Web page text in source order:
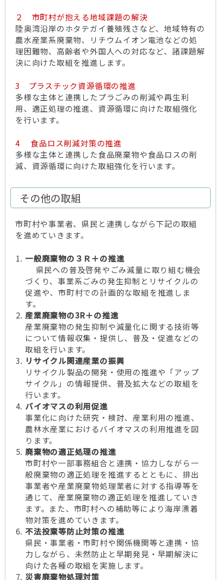
２ 市町村が抱える地域課題の解決
陸奥湾沿岸のホタテガイ養殖残さなど、地域特有の
農水産業系廃棄物、リチウムイオン電池などの処
理困難物、高齢者や外国人への対応など、諸課題解
決に向けた取組を推進します。
3 プラスチック資源循環の推進
多様な主体と連携したプラごみの削減や再生利
用、適正処理の推進、資源循環に向けた取組強化
を行います。
4 食品ロス削減対策の推進
多様な主体と連携した食品廃棄物や食品ロスの削
減、資源循環に向けた取組強化を行います。
その他の取組
市町村や事業者、県民と連携しながら下記の取組
を進めていきます。
一般廃棄物の３Ｒ＋の推進
県民への普及啓発やごみ減量に取り組む機会
づくり、事業系ごみの発生抑制とリサイクルの
促進や、市町村での計画的な取組を推進しま
す。
産業廃棄物の3R＋の推進
産業廃棄物の発生抑制や減量化に関する技術等
について情報収集・提供し、普及・促進などの
取組を行います。
リサイクル関連産業の振興
リサイクル製品の開発・使用の推進や「アップ
サイクル」の情報提供、普及拡大などの取組を
行います。
バイオマスの利用促進
事業化に向けた研究・検討、産業利用の推進、
農林水産業におけるバイオマスの利用推進を図
ります。
廃棄物の適正処理の推進
市町村や一部事務組合と連携・協力しながら一
般廃棄物の適正処理を推進するとともに、排出
事業者や産業廃棄物処理業者に対する指導等を
通じて、産業廃棄物の適正処理を推進していき
ます。また、市町村への補助等により海岸漂着
物対策を進めていきます。
不法投棄等防止対策の推進
県民・事業者・市町村や関係機関等と連携・協
力しながら、未然防止と早期発見・早期解決に
向けた各種の取組を実施します。
災害廃棄物処理対策